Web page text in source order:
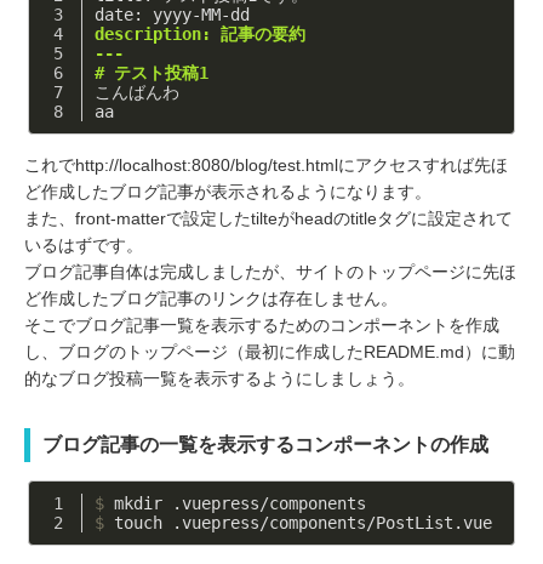
date: yyyy-MM-dd
description: 記事の要約
---
# テスト投稿1
こんばんわ
aa
これでhttp://localhost:8080/blog/test.htmlにアクセスすれば先ほ
ど作成したブログ記事が表示されるようになります。
また、front-matterで設定したtilteがheadのtitleタグに設定されて
いるはずです。
ブログ記事自体は完成しましたが、サイトのトップページに先ほ
ど作成したブログ記事のリンクは存在しません。
そこでブログ記事一覧を表示するためのコンポーネントを作成
し、ブログのトップページ（最初に作成したREADME.md）に動
的なブログ投稿一覧を表示するようにしましょう。
ブログ記事の一覧を表示するコンポーネントの作成
$ mkdir .vuepress/components
$ touch .vuepress/components/PostList.vue